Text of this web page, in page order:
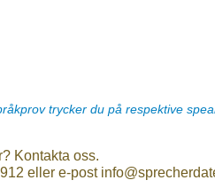
trycker du på respektive
Kontakta oss.
eller e-post